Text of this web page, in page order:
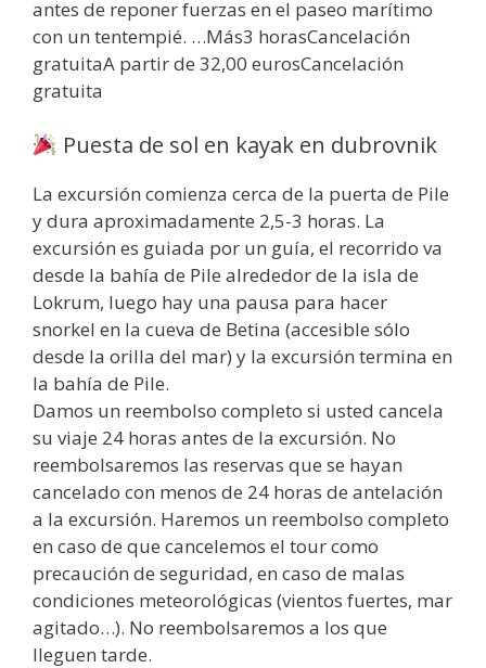
antes de reponer fuerzas en el paseo marítimo
con un tentempié. …Más3 horasCancelación
gratuitaA partir de 32,00 eurosCancelación
gratuita
Puesta de sol en kayak en dubrovnik
La excursión comienza cerca de la puerta de Pile
y dura aproximadamente 2,5-3 horas. La
excursión es guiada por un guía, el recorrido va
desde la bahía de Pile alrededor de la isla de
Lokrum, luego hay una pausa para hacer
snorkel en la cueva de Betina (accesible sólo
desde la orilla del mar) y la excursión termina en
la bahía de Pile.
Damos un reembolso completo si usted cancela
su viaje 24 horas antes de la excursión. No
reembolsaremos las reservas que se hayan
cancelado con menos de 24 horas de antelación
a la excursión. Haremos un reembolso completo
en caso de que cancelemos el tour como
precaución de seguridad, en caso de malas
condiciones meteorológicas (vientos fuertes, mar
agitado…). No reembolsaremos a los que
lleguen tarde.